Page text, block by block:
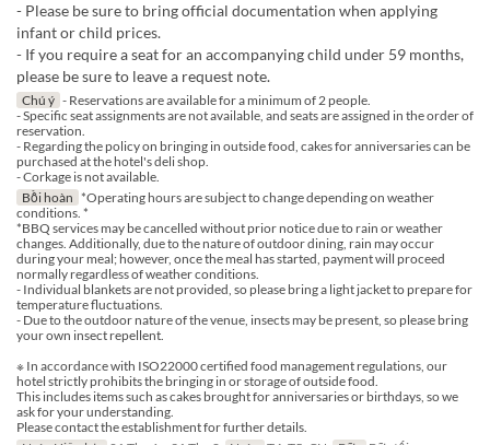
- Please be sure to bring official documentation when applying
infant or child prices.
- If you require a seat for an accompanying child under 59 months,
please be sure to leave a request note.
Chú ý - Reservations are available for a minimum of 2 people.
- Specific seat assignments are not available, and seats are assigned in the order of
reservation.
- Regarding the policy on bringing in outside food, cakes for anniversaries can be
purchased at the hotel's deli shop.
- Corkage is not available.
Bồi hoàn *Operating hours are subject to change depending on weather
conditions. *
*BBQ services may be cancelled without prior notice due to rain or weather
changes. Additionally, due to the nature of outdoor dining, rain may occur
during your meal; however, once the meal has started, payment will proceed
normally regardless of weather conditions.
- Individual blankets are not provided, so please bring a light jacket to prepare for
temperature fluctuations.
- Due to the outdoor nature of the venue, insects may be present, so please bring
your own insect repellent.
※ In accordance with ISO22000 certified food management regulations, our
hotel strictly prohibits the bringing in or storage of outside food.
This includes items such as cakes brought for anniversaries or birthdays, so we
ask for your understanding.
Please contact the establishment for further details.